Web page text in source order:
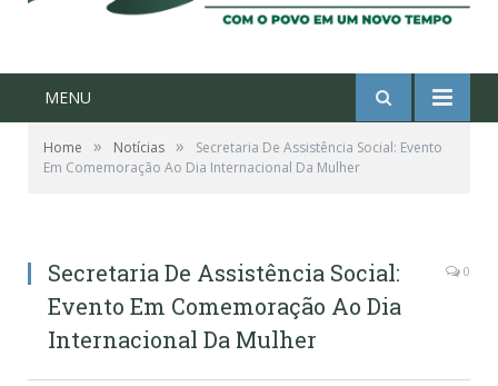
MENU
Home » Notícias »
Secretaria De Assistência Social: Evento
Em Comemoração Ao Dia Internacional Da Mulher
Secretaria De Assistência Social:
Evento Em Comemoração Ao Dia
Internacional Da Mulher
0